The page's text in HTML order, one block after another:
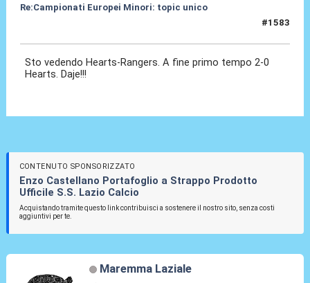
Re:Campionati Europei Minori: topic unico
#1583
Sto vedendo Hearts-Rangers. A fine primo tempo 2-0
Hearts. Daje!!!
CONTENUTO SPONSORIZZATO
Enzo Castellano Portafoglio a Strappo Prodotto
Ufficile S.S. Lazio Calcio
Acquistando tramite questo link contribuisci a sostenere il nostro sito, senza costi
aggiuntivi per te.
Maremma Laziale